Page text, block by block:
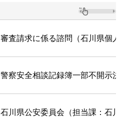
審査請求に係る諮問（石川県個人
警察安全相談記録簿一部不開示決
石川県公安委員会（担当課：石川